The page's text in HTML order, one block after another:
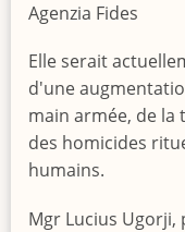
Agenzia Fides
Elle serait
d'une
main armée, de la
des homicides
humains.
Mgr Lucius